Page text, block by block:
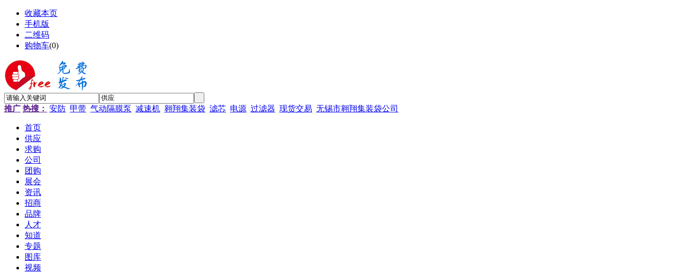
收藏本页
手机版
二维码
购物车(0)
推广 热搜： 安防 甲带 气动隔膜泵 减速机 翱翔集装袋 滤芯 电源 过滤器 现货交易 无锡市翱翔集装袋公司
首页
供应
求购
公司
团购
展会
资讯
招商
品牌
人才
知道
专题
图库
视频